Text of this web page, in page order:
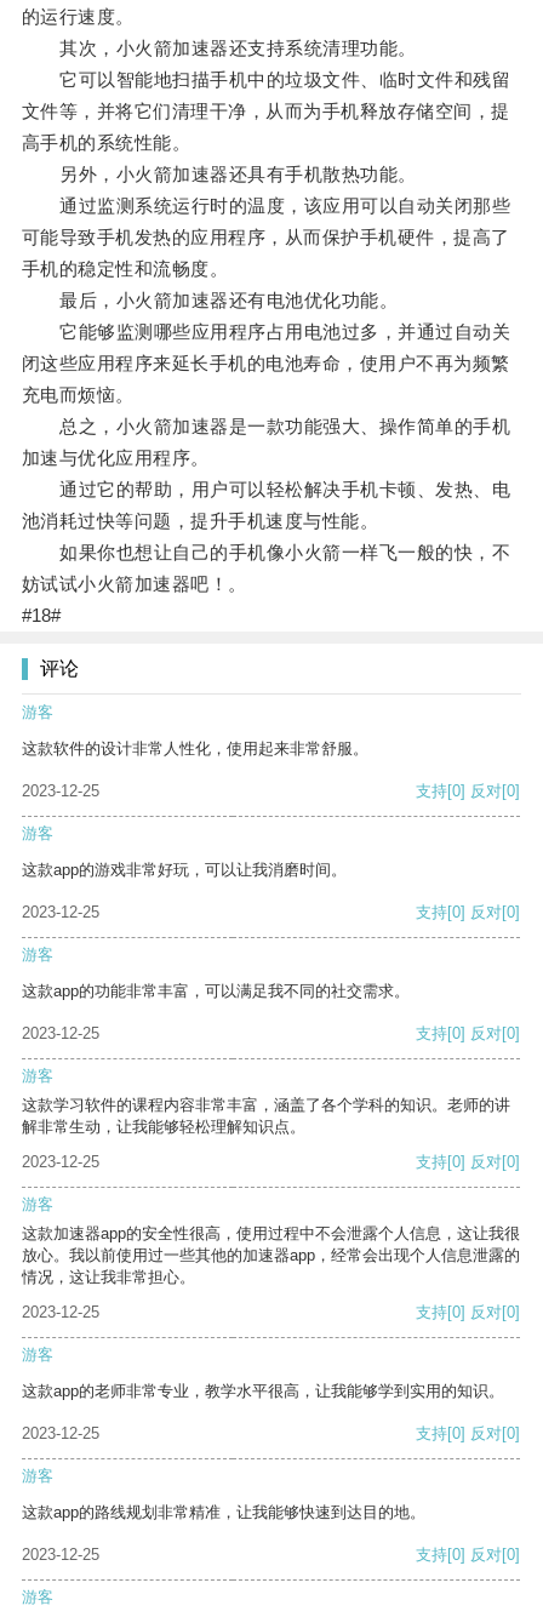
的运行速度。
其次，小火箭加速器还支持系统清理功能。
它可以智能地扫描手机中的垃圾文件、临时文件和残留
文件等，并将它们清理干净，从而为手机释放存储空间，提
高手机的系统性能。
另外，小火箭加速器还具有手机散热功能。
通过监测系统运行时的温度，该应用可以自动关闭那些
可能导致手机发热的应用程序，从而保护手机硬件，提高了
手机的稳定性和流畅度。
最后，小火箭加速器还有电池优化功能。
它能够监测哪些应用程序占用电池过多，并通过自动关
闭这些应用程序来延长手机的电池寿命，使用户不再为频繁
充电而烦恼。
总之，小火箭加速器是一款功能强大、操作简单的手机
加速与优化应用程序。
通过它的帮助，用户可以轻松解决手机卡顿、发热、电
池消耗过快等问题，提升手机速度与性能。
如果你也想让自己的手机像小火箭一样飞一般的快，不
妨试试小火箭加速器吧！。
#18#
评论
游客
这款软件的设计非常人性化，使用起来非常舒服。
2023-12-25 支持[0] 反对[0]
游客
这款app的游戏非常好玩，可以让我消磨时间。
2023-12-25 支持[0] 反对[0]
游客
这款app的功能非常丰富，可以满足我不同的社交需求。
2023-12-25 支持[0] 反对[0]
游客
这款学习软件的课程内容非常丰富，涵盖了各个学科的知识。老师的讲
解非常生动，让我能够轻松理解知识点。
2023-12-25
支持[0] 反对[0]
游客
这款加速器app的安全性很高，使用过程中不会泄露个人信息，这让我很
放心。我以前使用过一些其他的加速器app，经常会出现个人信息泄露的
情况，这让我非常担心。
2023-12-25
支持[0] 反对[0]
游客
这款app的老师非常专业，教学水平很高，让我能够学到实用的知识。
2023-12-25 支持[0] 反对[0]
游客
这款app的路线规划非常精准，让我能够快速到达目的地。
2023-12-25 支持[0] 反对[0]
游客